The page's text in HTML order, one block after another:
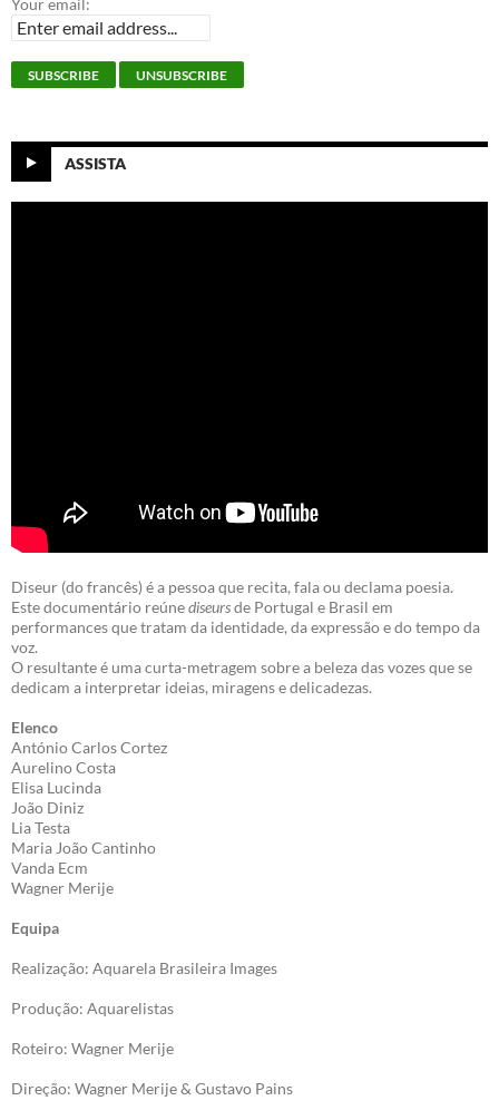
Your email:
ASSISTA
Diseur (do francês) é a pessoa que recita, fala ou declama poesia.
Este documentário reúnediseursde Portugal e Brasil em
performances que tratam da identidade, da expressão e do tempo da
voz.
O resultante é uma curta-metragem sobre a beleza das vozes que se
dedicam a interpretar ideias, miragens e delicadezas.
Elenco
António Carlos Cortez
Aurelino Costa
Elisa Lucinda
João Diniz
Lia Testa
Maria João Cantinho
Vanda Ecm
Wagner Merije
Equipa
Realização: Aquarela Brasileira Images
Produção: Aquarelistas
Roteiro: Wagner Merije
Direção: Wagner Merije & Gustavo Pains